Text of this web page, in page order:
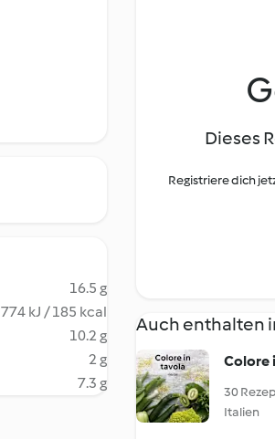
16.5 g
774 kJ / 185 kcal
10.2 g
2 g
7.3 g
Dieses
Registriere dich
Auch enthalten
Colore
30
Italien